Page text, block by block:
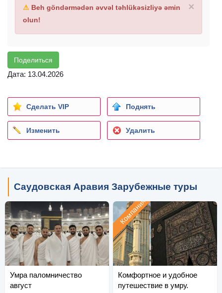
×
⚠ Beh göndərmədən əvvəl təhlükəsizliyə əmin
olun!
Поделиться
Дата: 13.04.2026
Сделать VIP Поднять
Изменить Удалить
Саудовская Аравия Зарубежные туры
Умра паломничество
август
Комфортное и удобное
путешествие в умру.
Компания